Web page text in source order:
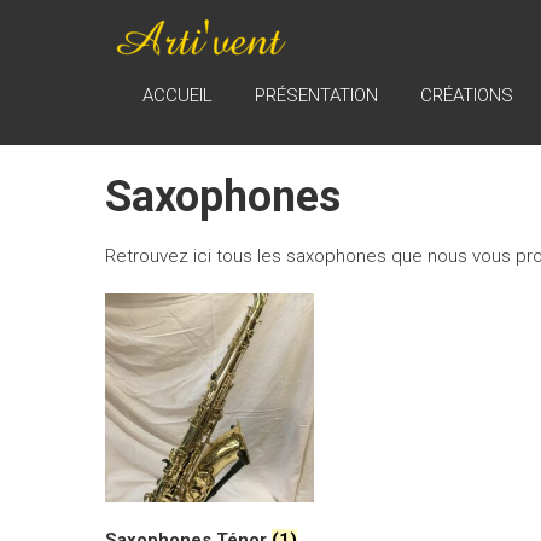
ARTI'VENT
Réparation,
remise en état
d'instruments
à vent
ACCUEIL PRÉSENTATION CRÉATIONS
Saxophones
Retrouvez ici tous les saxophones que nous vous